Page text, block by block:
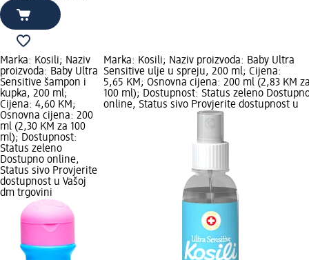
Marka: Kosili; Naziv
proizvoda: Baby Ultra
Sensitive šampon i
kupka, 200 ml;
Cijena: 4,60 KM;
Osnovna cijena: 200
ml (2,30 KM za 100
ml); Dostupnost:
Status zeleno
Dostupno online,
Status sivo Provjerite
dostupnost u Vašoj
dm trgovini
Marka: Kosili; Naziv proizvoda: Baby Ultra
Sensitive ulje u spreju, 200 ml; Cijena:
5,65 KM; Osnovna cijena: 200 ml (2,83 KM
100 ml); Dostupnost: Status zeleno
online, Status sivo Provjerite dostupnost u